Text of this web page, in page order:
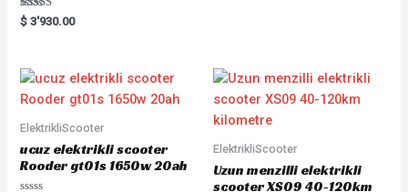
Rated
5.00
$ 3'930.00
ElektrikliScooter
ucuz elektrikli scooter
Rooder gt01s 1650w 20ah
ElektrikliScooter
Uzun menzilli elektrikli
scooter XS09 40-120km